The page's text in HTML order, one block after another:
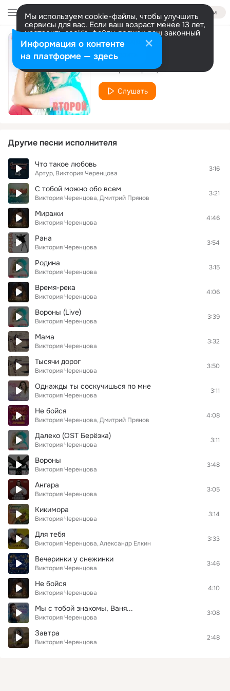
Войти
Мы используем cookie-файлы, чтобы улучшить
сервисы для вас. Если ваш возраст менее 13 лет,
настроить cookie-файлы должен ваш законный
представитель. Больше информации
Разрешить все Настроить
Все уже решено
Виктория Черенцова
Слушать
Другие песни исполнителя
Что такое любовь
Артур Виктория Черенцова
3:16
С тобой можно обо всем
Виктория Черенцова Дмитрий Прянов
3:21
Миражи
Виктория Черенцова
4:46
Рана
Виктория Черенцова
3:54
Родина
Виктория Черенцова
3:15
Время-река
Виктория Черенцова
4:06
Вороны (Live)
Виктория Черенцова
3:39
Мама
Виктория Черенцова
3:32
Тысячи дорог
Виктория Черенцова
3:50
Однажды ты соскучишься по мне
Виктория Черенцова
3:11
Не бойся
Виктория Черенцова Дмитрий Прянов
4:08
Далеко (OST Берёзка)
Виктория Черенцова
3:11
Вороны
Виктория Черенцова
3:48
Ангара
Виктория Черенцова
3:05
Кикимора
Виктория Черенцова
3:14
Для тебя
Виктория Черенцова Александр Елкин
3:33
Вечеринки у снежинки
Виктория Черенцова
3:46
Не бойся
Виктория Черенцова
4:10
Мы с тобой знакомы, Ваня...
Виктория Черенцова
3:08
Завтра
Виктория Черенцова
2:48
Информация о контенте
на платформе — здесь